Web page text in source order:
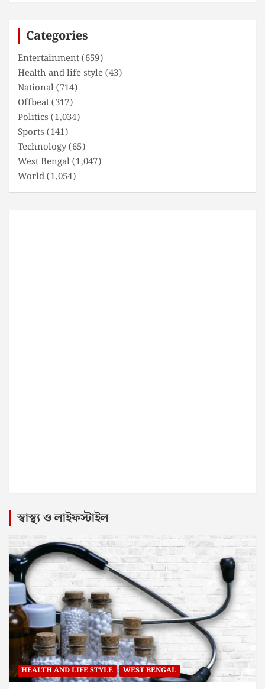
Categories
Entertainment(659)
Health and life style(43)
National(714)
Offbeat(317)
Politics (1,034)
Sports (141)
Technology(65)
West Bengal(1,047)
World(1,054)
স্বাস্থ্য ও লাইফস্টাইল
HEALTH AND LIFE STYLE WEST BENGAL